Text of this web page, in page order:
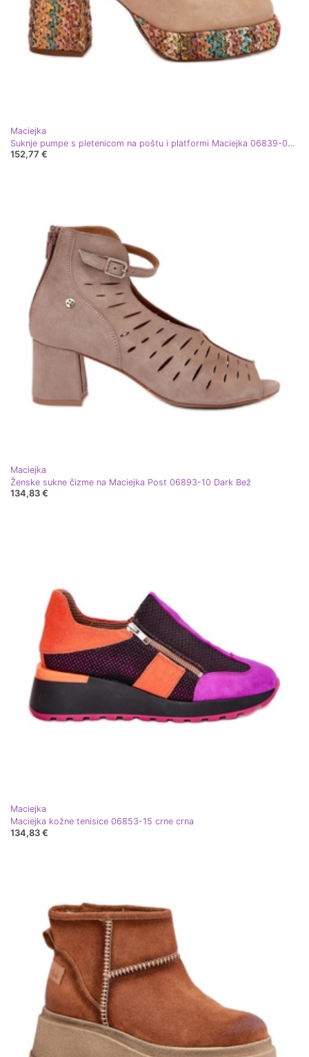
Maciejka
Suknje pumpe s pletenicom na poštu i platformi Maciejka 06839-04 bež
152,77 €
Maciejka
Ženske sukne čizme na Maciejka Post 06893-10 Dark Bež
134,83 €
Maciejka
Maciejka kožne tenisice 06853-15 crne crna
134,83 €